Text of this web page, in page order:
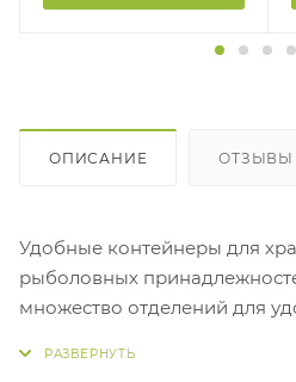
ОПИСАНИЕ ОТЗЫВЫ
Удобные контейнеры для
рыболовных
множество отделений для